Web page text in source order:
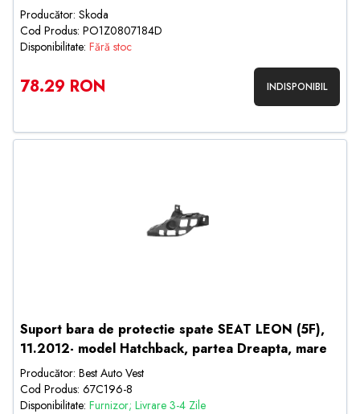
Producător: Skoda
Cod Produs: PO1Z0807184D
Disponibilitate: Fără stoc
78.29 RON INDISPONIBIL
Suport bara de protectie spate SEAT LEON (5F),
11.2012- model Hatchback, partea Dreapta, mare
Producător: Best Auto Vest
Cod Produs: 67C196-8
Disponibilitate: Furnizor; Livrare 3-4 Zile